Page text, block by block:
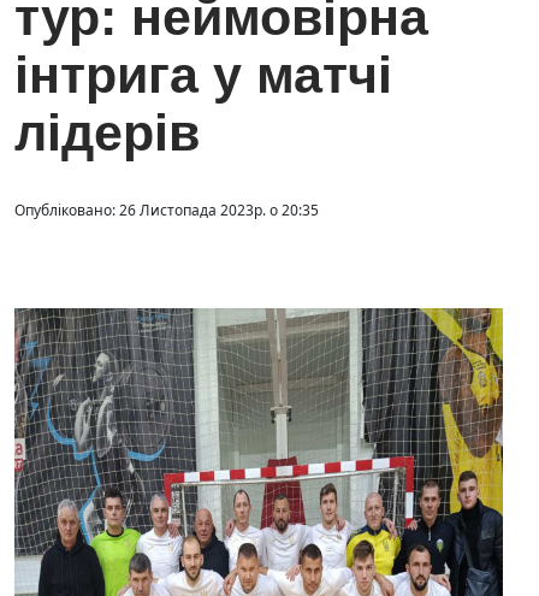
тур: неймовірна
інтрига у матчі
лідерів
Опубліковано: 26 Листопада 2023р. о 20:35